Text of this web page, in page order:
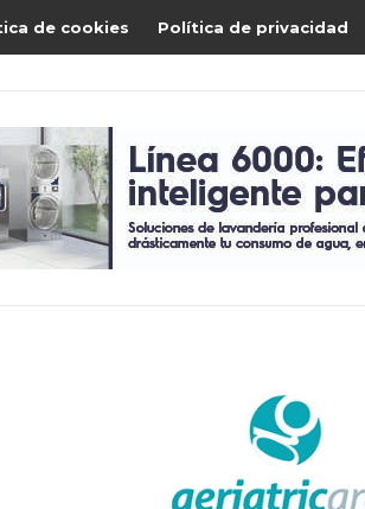
de cookies Política de privacidad